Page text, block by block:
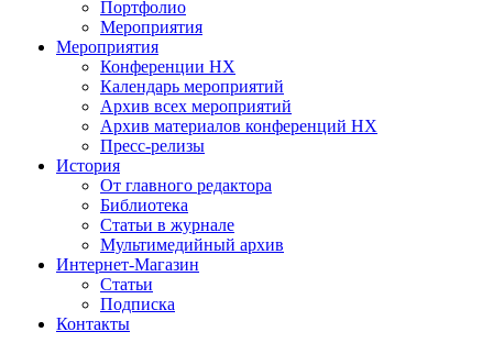
Портфолио
Мероприятия
Мероприятия
Конференции НХ
Календарь мероприятий
Архив всех мероприятий
Архив материалов конференций НХ
Пресс-релизы
История
От главного редактора
Библиотека
Статьи в журнале
Мультимедийный архив
Интернет-Магазин
Статьи
Подписка
Контакты